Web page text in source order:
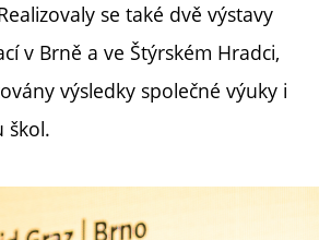
se také dvě výstavy
v Brně a ve Štýrském Hradci,
výsledky společné výuky i
škol.